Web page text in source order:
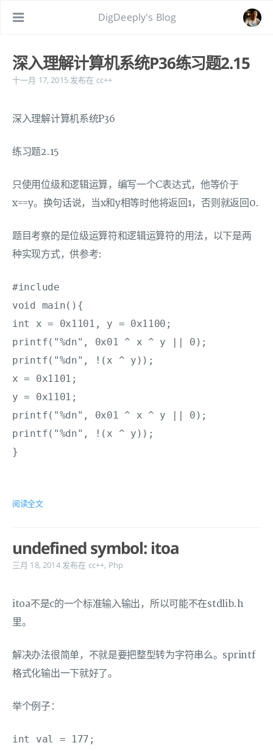
DigDeeply's Blog
深入理解计算机系统P36练习题2.15
十一月 17, 2015 发布在 cc++
深入理解计算机系统P36
练习题2.15
只使用位级和逻辑运算，编写一个C表达式，他等价于
x==y。换句话说，当x和y相等时他将返回1，否则就返回0.
题目考察的是位级运算符和逻辑运算符的用法，以下是两
种实现方式，供参考:
void main(){
int x = 0x1101, y = 0x1100;
printf("%dn", 0x01 ^ x ^ y || 0);
printf("%dn", !(x ^ y));
x = 0x1101;
y = 0x1101;
printf("%dn", 0x01 ^ x ^ y || 0);
printf("%dn", !(x ^ y));
阅读全文
undefined symbol: itoa
三月 18, 2014 发布在 cc++, Php
itoa不是c的一个标准输入输出，所以可能不在stdlib.h
里。
解决办法很简单，不就是要把整型转为字符串么。sprintf
格式化输出一下就好了。
举个例子：
int val = 177;